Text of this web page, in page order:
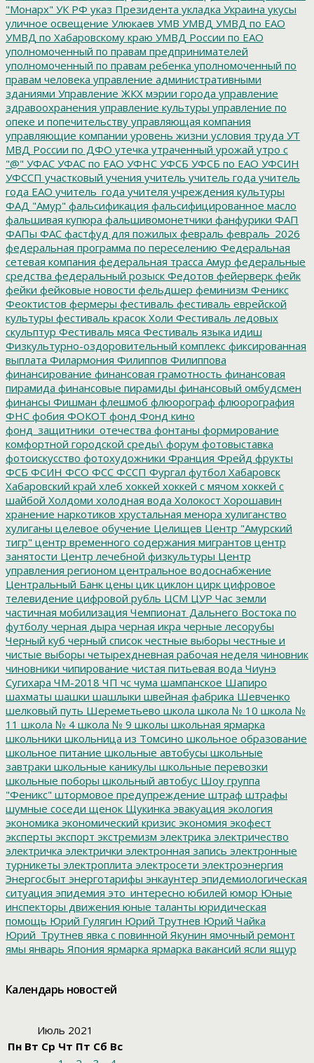
"Монарх" УК РФ указ Президента укладка Украина укусы
уличное освещение Улюкаев УМВ УМВД УМВД по ЕАО
УМВД по Хабаровскому краю УМВД России по ЕАО
уполномоченный по правам предпринимателей
уполномоченный по правам ребенка уполномоченный по
правам человека управление административными
зданиями Управление ЖКХ мэрии города управление
здравоохранения управление культуры управление по
опеке и попечительству управляющая компания
управляющие компании уровень жизни условия труда УТ
МВД России по ДФО утечка утраченный урожай утро с
"@" УФАС УФАС по ЕАО УФНС УФСБ УФСБ по ЕАО УФСИН
УФССП участковый учения учитель учитель года учитель
года ЕАО учитель_года учителя учреждения культуры
ФАД "Амур" фальсификация фальсифицированное масло
фальшивая купюра фальшивомонетчики фанфурики ФАП
ФАПы ФАС фастфуд для пожилых февраль февраль_2026
федеральная программа по переселению Федеральная
сетевая компания федеральная трасса Амур федеральные
средства федеральный розыск Федотов фейерверк фейк
фейки фейковые новости фельдшер феминизм Феникс
Феоктистов фермеры фестиваль фестиваль еврейской
культуры фестиваль красок Холи Фестиваль ледовых
скульптур Фестиваль мяса Фестиваль языка идиш
Физкультурно-оздоровительный комплекс фиксированная
выплата Филармония Филиппов Филиппова
финансирование финансовая грамотность финансовая
пирамида финансовые пирамиды финансовый омбудсмен
финансы Фишман флешмоб флюорограф флюорография
ФНС фобия ФОКОТ фонд Фонд кино
фонд_защитники_отечества фонтаны формирование
комфортной городской среды\ форум фотовыставка
фотоискусство фотохудожники Франция Фрейд фрукты
ФСБ ФСИН ФСО ФСС ФССП Фургал футбол Хабаровск
Хабаровский край хлеб хоккей хоккей с мячом хоккей с
шайбой Холдоми холодная вода Холокост Хорошавин
хранение наркотиков хрустальная менора хулиганство
хулиганы целевое обучение Целищев Центр "Амурский
тигр" центр временного содержания мигрантов центр
занятости Центр лечебной физкультуры Центр
управления регионом центральное водоснабжение
Центральный Банк цены цик циклон цирк цифровое
телевидение цифровой рубль ЦСМ ЦУР Час земли
частичная мобилизация Чемпионат Дальнего Востока по
футболу черная дыра черная икра черные лесорубы
Черный куб черный список честные выборы честные и
чистые выборы четырехдневная рабочая неделя чиновник
чиновники чипирование чистая питьевая вода Чиунэ
Сугихара ЧМ-2018 ЧП чс чума шампанское Шапиро
шахматы шашки шашлыки швейная фабрика Шевченко
шелковый путь Шереметьево школа школа № 10 школа №
11 школа № 4 школа № 9 школы школьная ярмарка
школьники школьница из Томсино школьное образование
школьное питание школьные автобусы школьные
завтраки школьные каникулы школьные перевозки
школьные поборы школьный автобус Шоу группа
"Феникс" штормовое предупреждение штраф штрафы
шумные соседи щенок Щукинка эвакуация экология
экономика экономический кризис экономия экофест
эксперты экспорт экстремизм электрика электричество
электричка электрички электронная запись электронные
турникеты электроплита электросети электроэнергия
Энергосбыт энерготарифы энкаунтер эпидемиологическая
ситуация эпидемия это_интересно юбилей юмор Юные
инспекторы движения юные таланты юридическая
помощь Юрий Гулягин Юрий Трутнев Юрий Чайка
Юрий_Трутнев явка с повинной Якунин ямочный ремонт
ямы январь Япония ярмарка ярмарка вакансий ясли ящур
Календарь новостей
Июль 2021
Пн Вт Ср Чт Пт Сб Вс